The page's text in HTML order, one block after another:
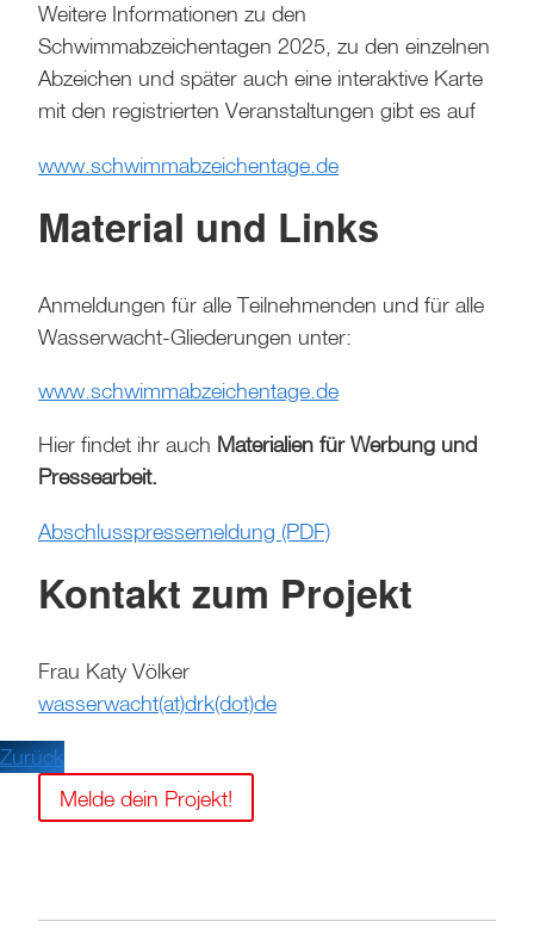
Weitere Informationen zu den
Schwimmabzeichentagen 2025, zu den einzelnen
Abzeichen und später auch eine interaktive Karte
mit den registrierten Veranstaltungen gibt es auf
www.schwimmabzeichentage.de
Material und Links
Anmeldungen für alle Teilnehmenden und für alle
Wasserwacht-Gliederungen unter:
www.schwimmabzeichentage.de
Hier findet ihr auch Materialien für Werbung und
Pressearbeit.
Abschlusspressemeldung (PDF)
Kontakt zum Projekt
Frau Katy Völker
wasserwacht(at)drk(dot)de
Zurück
Melde dein Projekt!